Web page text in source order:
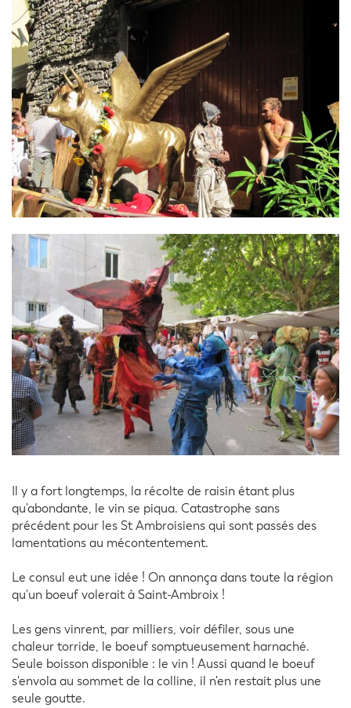
Il y a fort longtemps, la récolte de raisin étant plus
qu'abondante, le vin se piqua. Catastrophe sans
précédent pour les St Ambroisiens qui sont passés des
lamentations au mécontentement.
Le consul eut une idée ! On annonça dans toute la région
qu'un boeuf volerait à Saint-Ambroix !
Les gens vinrent, par milliers, voir défiler, sous une
chaleur torride, le boeuf somptueusement harnaché.
Seule boisson disponible : le vin ! Aussi quand le boeuf
s'envola au sommet de la colline, il n'en restait plus une
seule goutte.